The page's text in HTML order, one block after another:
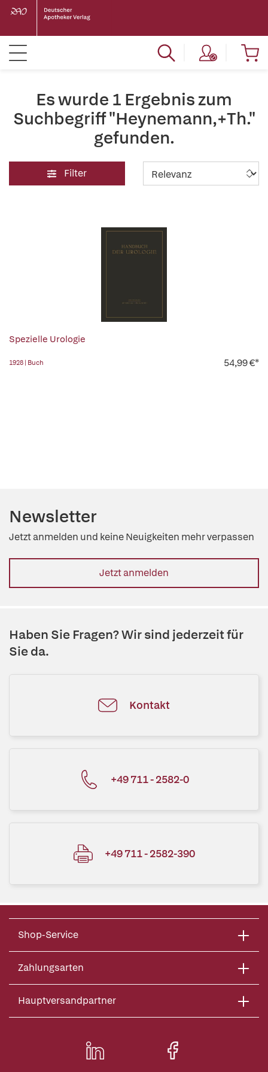
Es wurde 1 Ergebnis zum
Suchbegriff "Heynemann,+Th."
gefunden.
Filter
Spezielle Urologie
1928 | Buch 54,99 €*
Newsletter
Jetzt anmelden und keine Neuigkeiten mehr verpassen
Jetzt anmelden
Haben Sie Fragen? Wir sind jederzeit für
Sie da.
Kontakt
+49 711 - 2582-0
+49 711 - 2582-390
Shop-Service
Zahlungsarten
Hauptversandpartner